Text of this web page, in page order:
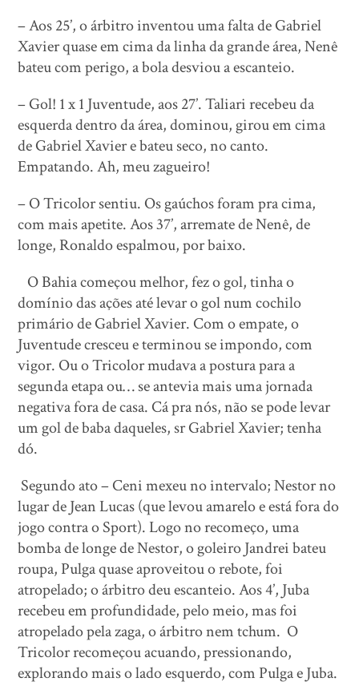
– Aos 25’, o árbitro inventou uma falta de Gabriel
Xavier quase em cima da linha da grande área, Nenê
bateu com perigo, a bola desviou a escanteio.
– Gol! 1 x 1 Juventude, aos 27’. Taliari recebeu da
esquerda dentro da área, dominou, girou em cima
de Gabriel Xavier e bateu seco, no canto.
Empatando. Ah, meu zagueiro!
– O Tricolor sentiu. Os gaúchos foram pra cima,
com mais apetite. Aos 37’, arremate de Nenê, de
longe, Ronaldo espalmou, por baixo.
O Bahia começou melhor, fez o gol, tinha o
domínio das ações até levar o gol num cochilo
primário de Gabriel Xavier. Com o empate, o
Juventude cresceu e terminou se impondo, com
vigor. Ou o Tricolor mudava a postura para a
segunda etapa ou… se antevia mais uma jornada
negativa fora de casa. Cá pra nós, não se pode levar
um gol de baba daqueles, sr Gabriel Xavier; tenha
dó.
Segundo ato – Ceni mexeu no intervalo; Nestor no
lugar de Jean Lucas (que levou amarelo e está fora do
jogo contra o Sport). Logo no recomeço, uma
bomba de longe de Nestor, o goleiro Jandrei bateu
roupa, Pulga quase aproveitou o rebote, foi
atropelado; o árbitro deu escanteio. Aos 4’, Juba
recebeu em profundidade, pelo meio, mas foi
atropelado pela zaga, o árbitro nem tchum. O
Tricolor recomeçou acuando, pressionando,
explorando mais o lado esquerdo, com Pulga e Juba.